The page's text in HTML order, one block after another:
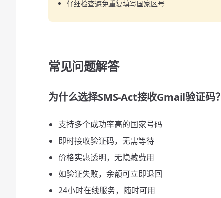
仔细检查避免重复填写国家区号
常见问题解答
为什么选择SMS-Act接收Gmail验证码？
支持多个成功率高的国家号码
即时接收验证码，无需等待
价格实惠透明，无隐藏费用
如验证失败，余额可立即退回
24小时在线服务，随时可用